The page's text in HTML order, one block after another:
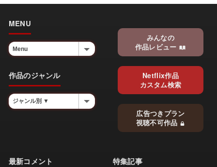
MENU
作品のジャンル
みんなの
作品レビュー
Netflix作品
カスタム検索
広告つきプラン
視聴不可作品
最新コメント 特集記事